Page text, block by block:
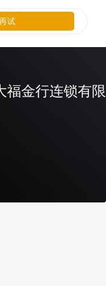
福金行连锁有
试